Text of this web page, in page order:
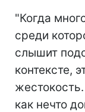
"Когда
среди
слышит
контексте,
как нечто